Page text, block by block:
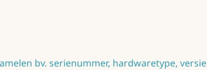
bv. serienummer, hardwaretype,